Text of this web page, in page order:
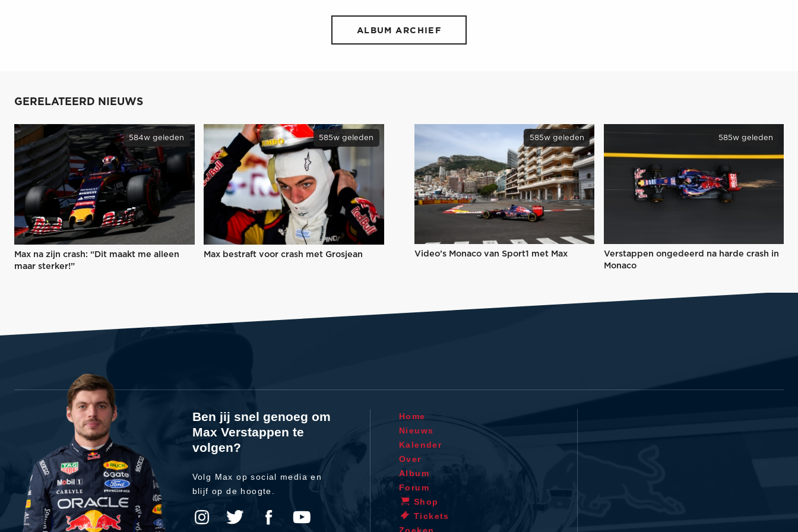
ALBUM ARCHIEF
GERELATEERD NIEUWS
584w geleden
Max na zijn crash: “Dit maakt me alleen
maar sterker!”
585w geleden
Max bestraft voor crash met Grosjean
585w geleden
Video’s Monaco van Sport1 met Max
585w geleden
Verstappen ongedeerd na harde crash in
Monaco
Ben jij snel genoeg om
Max Verstappen te
volgen?
Volg Max op social media en
blijf op de hoogte.
Home
Nieuws
Kalender
Over
Album
Forum
Shop
Tickets
Zoeken